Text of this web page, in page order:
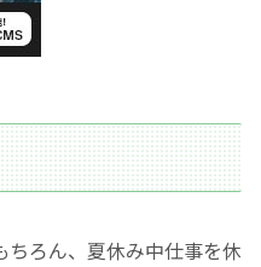
ろん、夏休み中仕事を休